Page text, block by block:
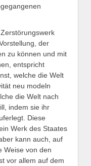
der
zu können und mit
entspricht
welche die Welt
neu modeln
die Welt nach
indem sie ihr
Diese
Werk des Staates
kann auch, auf
Weise von den
vor allem auf dem